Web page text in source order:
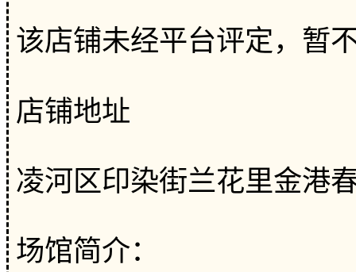
该店铺未经平台评定，暂
店铺地址
凌河区印染街兰花里金港
场馆简介：